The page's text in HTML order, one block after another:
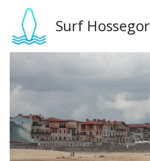
conteúdo
Surf Hossegor